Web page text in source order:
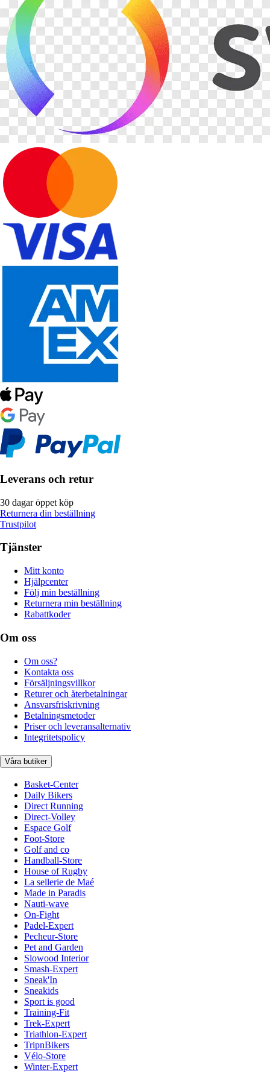
Leverans och retur
30 dagar öppet köp
Returnera din beställning
Trustpilot
Tjänster
Mitt konto
Hjälpcenter
Följ min beställning
Returnera min beställning
Rabattkoder
Om oss
Om oss?
Kontakta oss
Försäljningsvillkor
Returer och återbetalningar
Ansvarsfriskrivning
Betalningsmetoder
Priser och leveransalternativ
Integritetspolicy
Våra butiker
Basket-Center
Daily Bikers
Direct Running
Direct-Volley
Espace Golf
Foot-Store
Golf and co
Handball-Store
House of Rugby
La sellerie de Maé
Made in Paradis
Nauti-wave
On-Fight
Padel-Expert
Pecheur-Store
Pet and Garden
Slowood Interior
Smash-Expert
Sneak'In
Sneakids
Sport is good
Training-Fit
Trek-Expert
Triathlon-Expert
TripnBikers
Vélo-Store
Winter-Expert